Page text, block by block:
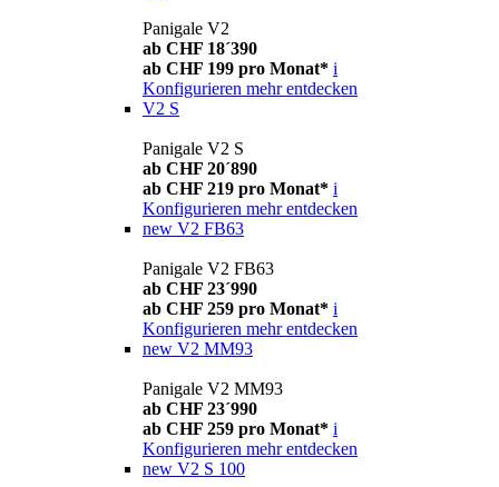
Panigale V2
ab CHF 18´390
ab CHF 199 pro Monat* i
Konfigurieren mehr entdecken
V2 S
Panigale V2 S
ab CHF 20´890
ab CHF 219 pro Monat* i
Konfigurieren mehr entdecken
new V2 FB63
Panigale V2 FB63
ab CHF 23´990
ab CHF 259 pro Monat* i
Konfigurieren mehr entdecken
new V2 MM93
Panigale V2 MM93
ab CHF 23´990
ab CHF 259 pro Monat* i
Konfigurieren mehr entdecken
new V2 S 100